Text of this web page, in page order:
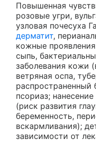
Повышенная
розовые угри,
узловая почесуха
дерматит,
кожные
сыпь,
заболевания кожи
ветряная оспа,
распространенный
псориаз;
(риск развития
беременность,
вскармливания);
зависимости от